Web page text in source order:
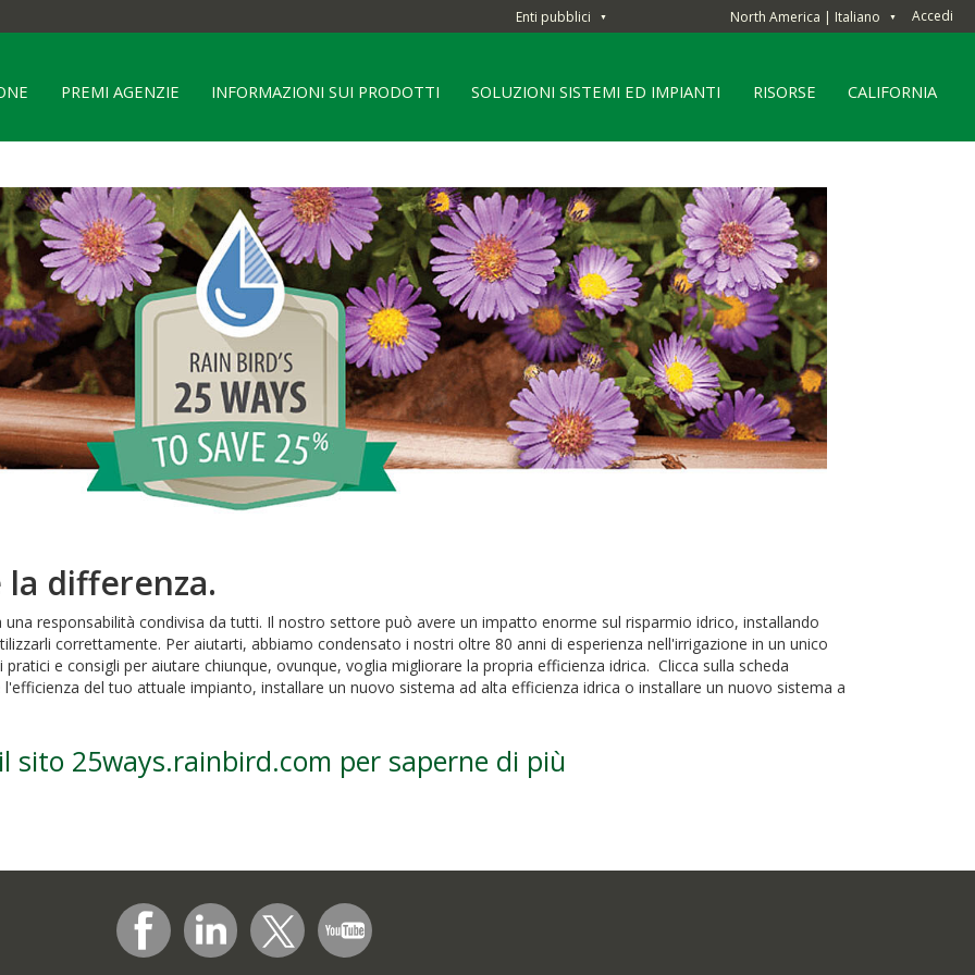
Enti pubblici ▼ North America | Italiano ▼ Accedi
PREMI AGENZIE INFORMAZIONI SUI PRODOTTI SOLUZIONI SISTEMI ED IMPIANTI RISORSE CALIFORNIA
la differenza.
una responsabilità condivisa da tutti. Il nostro settore può avere un impatto enorme sul risparmio idrico, installando
correttamente. Per aiutarti, abbiamo condensato i nostri oltre 80 anni di esperienza nell'irrigazione in un unico
e consigli per aiutare chiunque, ovunque, voglia migliorare la propria efficienza idrica. Clicca sulla scheda
del tuo attuale impianto, installare un nuovo sistema ad alta efficienza idrica o installare un nuovo sistema a
sito 25ways.rainbird.com per saperne di più